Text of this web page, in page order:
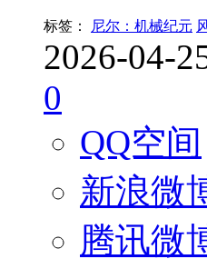
标签： 尼尔：机械纪元
2026-04-
0
QQ空间
新浪微
腾讯微